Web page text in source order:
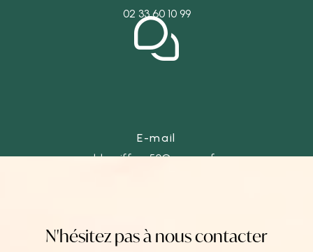
02 33 60 10 99
E-mail
ld-coiffure50@orange.fr
N'hésitez pas à nous contacter